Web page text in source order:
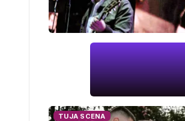
TUJA SCENA